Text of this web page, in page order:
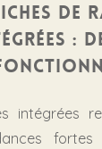
de
:
intégrées